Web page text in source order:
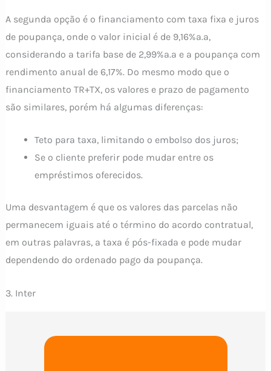
A segunda opção é o financiamento com taxa fixa e juros
de poupança, onde o valor inicial é de 9,16%a.a,
considerando a tarifa base de 2,99%a.a e a poupança com
rendimento anual de 6,17%. Do mesmo modo que o
financiamento TR+TX, os valores e prazo de pagamento
são similares, porém há algumas diferenças:
Teto para taxa, limitando o embolso dos juros;
Se o cliente preferir pode mudar entre os
empréstimos oferecidos.
Uma desvantagem é que os valores das parcelas não
permanecem iguais até o término do acordo contratual,
em outras palavras, a taxa é pós-fixada e pode mudar
dependendo do ordenado pago da poupança.
3. Inter